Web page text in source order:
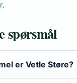
.
spørsmål
er Vetle Støre?